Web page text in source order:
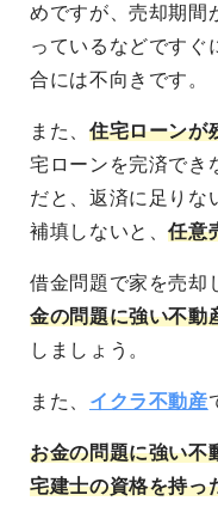
めですが、売却期間
っているなどですぐ
合には不向きです。
また、 住宅ローンが
宅ローンを完済でき
だと、返済に足りな
補填しないと、任意
借金問題で家を売却
金の問題に強い不動
しましょう。
また、 イクラ不動産
お金の問題に強い不
宅建士の資格を持っ